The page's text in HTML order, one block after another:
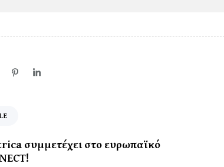
συμμετέχει στο ευρωπαϊκό